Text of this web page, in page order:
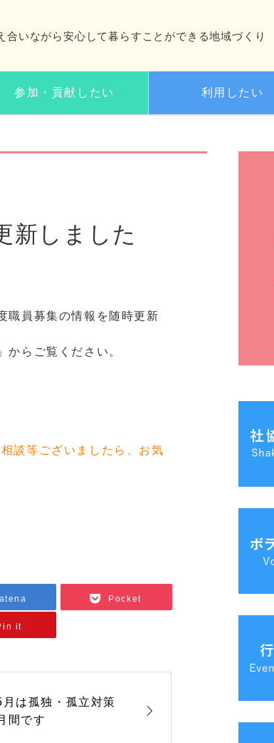
合いながら安心して暮らすことができる地域づくり
参加・貢献したい 利用したい
新しました
職員募集の情報を随時更新
らご覧ください。
談等ございましたら、お気
Pocket
it
月は孤独・孤立対策
間です